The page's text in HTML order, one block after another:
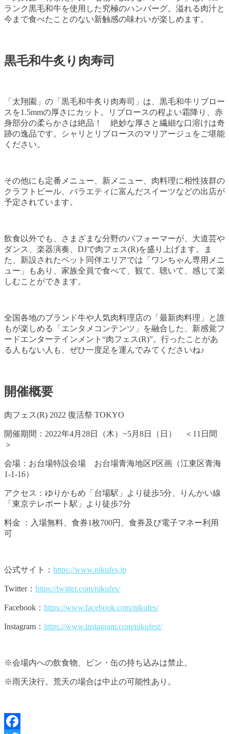
ランク黒毛和牛を使用した究極のハンバーグ。溢れる肉汁と
今まで食べたことのない新触感の味わいが楽しめます。
黒毛和牛炙り肉寿司
「太翔園」の「黒毛和牛炙り肉寿司」は、黒毛和牛リブロー
スを1.5mmの厚さにカット。リブロースの程よい霜降り、赤
身部分の柔らかさは絶品！ 絶妙な厚さと繊細な口溶けは奇
跡の逸品です。シャリとリブロースのマリアージュをご堪能
ください。
その他にも定番メニュー、新メニュー、肉料理に相性抜群の
クラフトビール、バラエティに富んだスイーツなどの出店が
予定されています。
飲食以外でも、さまざまな分野のパフォーマーが、大道芸や
ダンス、楽器演奏、DJで肉フェス(R)を盛り上げます。ま
た、新設されたペット同伴エリアでは「ワンちゃん専用メニ
ュー」もあり、家族全員で食べて、観て、聴いて、感じて楽
しむことができます。
全国各地のブランド牛や人気肉料理店の「最新肉料理」と誰
もが楽しめる「エンタメコンテンツ」を融合した、新感覚フ
ードエンターテインメント“肉フェス(R)”。行ったことがあ
る人もない人も、ぜひ一度足を運んでみてくださいね♪
開催概要
肉フェス(R) 2022 復活祭 TOKYO
開催期間：2022年4月28日（木）~5月8日（日） ＜11日間
＞
会場：お台場特設会場 お台場青海地区P区画（江東区青海
1-1-16）
アクセス：ゆりかもめ「台場駅」より徒歩5分、りんかい線
「東京テレポート駅」より徒歩7分
料金 ：入場無料、食券1枚700円、食券及び電子マネー利用
可
公式サイト： https://www.nikufes.jp
Twitter： https://twitter.com/nikufes/
Facebook： https://www.facebook.com/nikufes/
Instagram： https://www.instagram.com/nikufest/
※会場内への飲食物、ビン・缶の持ち込みは禁止。
※雨天決行。荒天の場合は中止の可能性あり。